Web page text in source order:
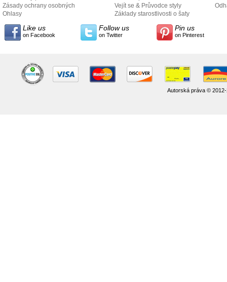
Zásady ochrany osobných
údajov
Ohlasy
Vejít se & Průvodce styly
Základy starostlivosti o šaty
Like us
on Facebook
Follow us
on Twitter
Pin us
on Pinterest
Autorská práva ©